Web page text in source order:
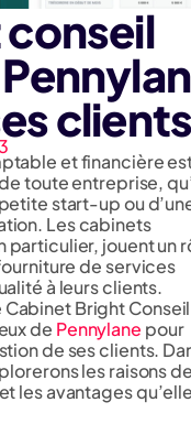
clients
et financière
toute entreprise,
start-up ou
Les cabinets
particulier, jouent un
de services
à leurs clients.
Bright
de Pennylane pour
de ses clients.
les raisons
les avantages